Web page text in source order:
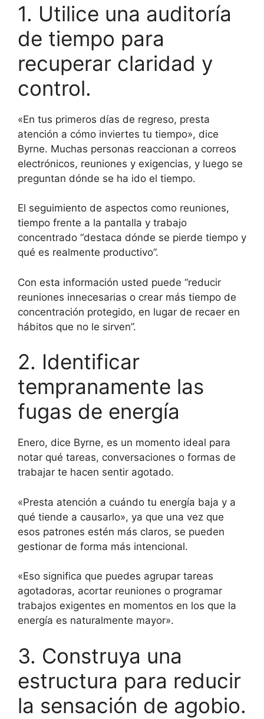
1. Utilice una auditoría
de tiempo para
recuperar claridad y
control.
«En tus primeros días de regreso, presta
atención a cómo inviertes tu tiempo», dice
Byrne. Muchas personas reaccionan a correos
electrónicos, reuniones y exigencias, y luego se
preguntan dónde se ha ido el tiempo.
El seguimiento de aspectos como reuniones,
tiempo frente a la pantalla y trabajo
concentrado “destaca dónde se pierde tiempo y
qué es realmente productivo”.
Con esta información usted puede “reducir
reuniones innecesarias o crear más tiempo de
concentración protegido, en lugar de recaer en
hábitos que no le sirven”.
2. Identificar
tempranamente las
fugas de energía
Enero, dice Byrne, es un momento ideal para
notar qué tareas, conversaciones o formas de
trabajar te hacen sentir agotado.
«Presta atención a cuándo tu energía baja y a
qué tiende a causarlo», ya que una vez que
esos patrones estén más claros, se pueden
gestionar de forma más intencional.
«Eso significa que puedes agrupar tareas
agotadoras, acortar reuniones o programar
trabajos exigentes en momentos en los que la
energía es naturalmente mayor».
3. Construya una
estructura para reducir
la sensación de agobio.